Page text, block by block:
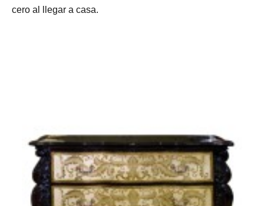
cero al llegar a casa.